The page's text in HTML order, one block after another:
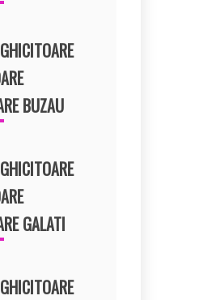
BUZAU
GALATI